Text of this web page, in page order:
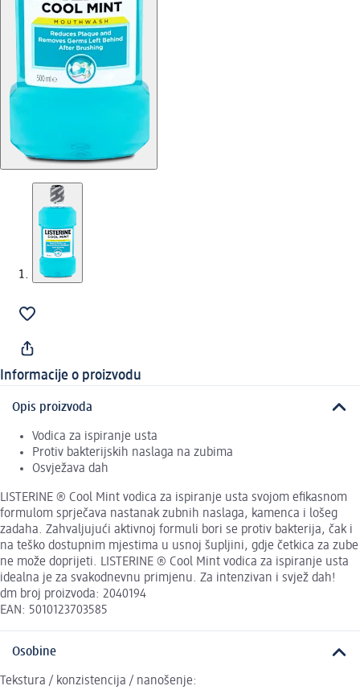
Informacije o proizvodu
Opis proizvoda
Vodica za ispiranje usta
Protiv bakterijskih naslaga na zubima
Osvježava dah
LISTERINE ® Cool Mint vodica za ispiranje usta svojom efikasnom
formulom sprječava nastanak zubnih naslaga, kamenca i lošeg
zadaha. Zahvaljujući aktivnoj formuli bori se protiv bakterija, čak i
na teško dostupnim mjestima u usnoj šupljini, gdje četkica za zube
ne može doprijeti. LISTERINE ® Cool Mint vodica za ispiranje usta
idealna je za svakodnevnu primjenu. Za intenzivan i svjež dah!
dm broj proizvoda: 2040194
EAN: 5010123703585
Osobine
Tekstura / konzistencija / nanošenje: